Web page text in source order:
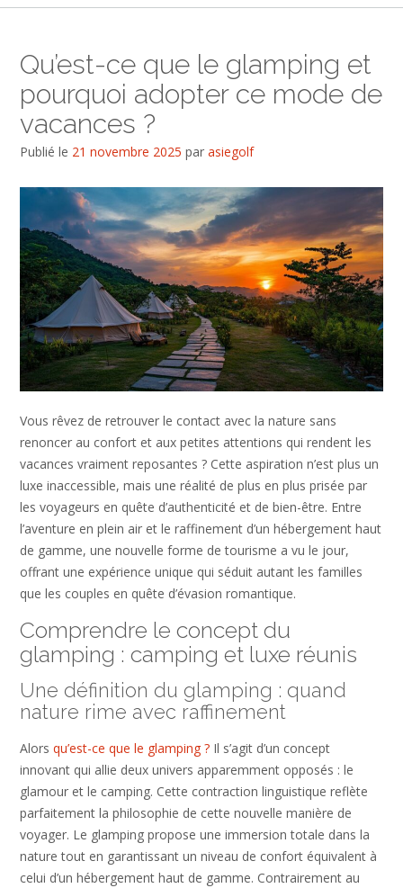
Qu’est-ce que le glamping et
pourquoi adopter ce mode de
vacances ?
Publié le 21 novembre 2025 par asiegolf
Vous rêvez de retrouver le contact avec la nature sans
renoncer au confort et aux petites attentions qui rendent les
vacances vraiment reposantes ? Cette aspiration n’est plus un
luxe inaccessible, mais une réalité de plus en plus prisée par
les voyageurs en quête d’authenticité et de bien-être. Entre
l’aventure en plein air et le raffinement d’un hébergement haut
de gamme, une nouvelle forme de tourisme a vu le jour,
offrant une expérience unique qui séduit autant les familles
que les couples en quête d’évasion romantique.
Comprendre le concept du
glamping : camping et luxe réunis
Une définition du glamping : quand
nature rime avec raffinement
Alors qu’est-ce que le glamping ? Il s’agit d’un concept
innovant qui allie deux univers apparemment opposés : le
glamour et le camping. Cette contraction linguistique reflète
parfaitement la philosophie de cette nouvelle manière de
voyager. Le glamping propose une immersion totale dans la
nature tout en garantissant un niveau de confort équivalent à
celui d’un hébergement haut de gamme. Contrairement au